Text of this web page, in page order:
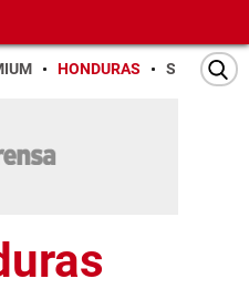
HONDURAS SAN PEDRO